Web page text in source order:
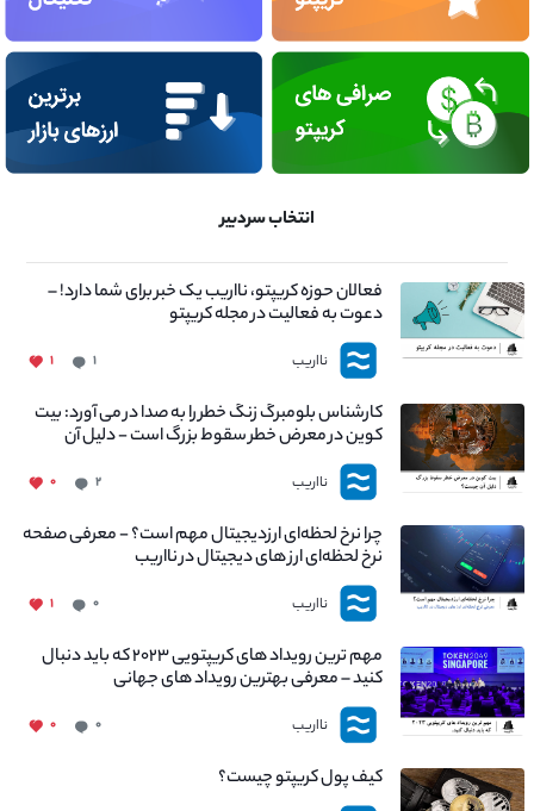
انتخاب سردبیر
فعالان حوزه کریپتو، نااریب یک خبر برای شما دارد! –
دعوت به فعالیت در مجله کریپتو
نااریب ۱ ۱
کارشناس بلومبرگ زنگ خطر را به صدا در می آورد: بیت
کوین در معرض خطر سقوط بزرگ است - دلیل آن
چیست؟
نااریب ۲ ۰
چرا نرخ لحظه‌ای ارزدیجیتال مهم است؟ - معرفی صفحه
نرخ لحظه‌ای ارز های دیجیتال در نااریب
نااریب ۰ ۱
مهم ترین رویداد های کریپتویی ۲۰۲۳ که باید دنبال
کنید – معرفی بهترین رویداد های جهانی
نااریب ۰ ۰
کیف پول کریپتو چیست؟